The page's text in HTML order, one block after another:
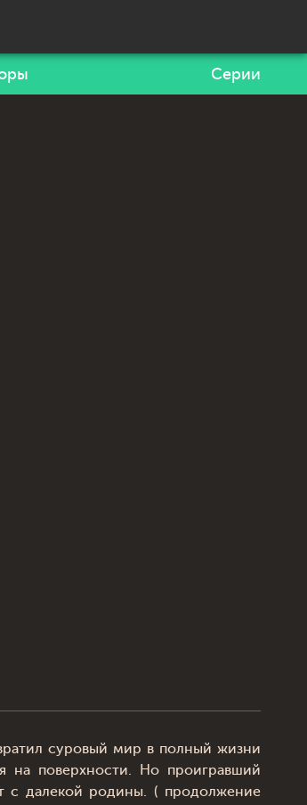
Серии
суровый мир в полный жизни
на поверхности. Но проигравший
с далекой родины. ( продолжение